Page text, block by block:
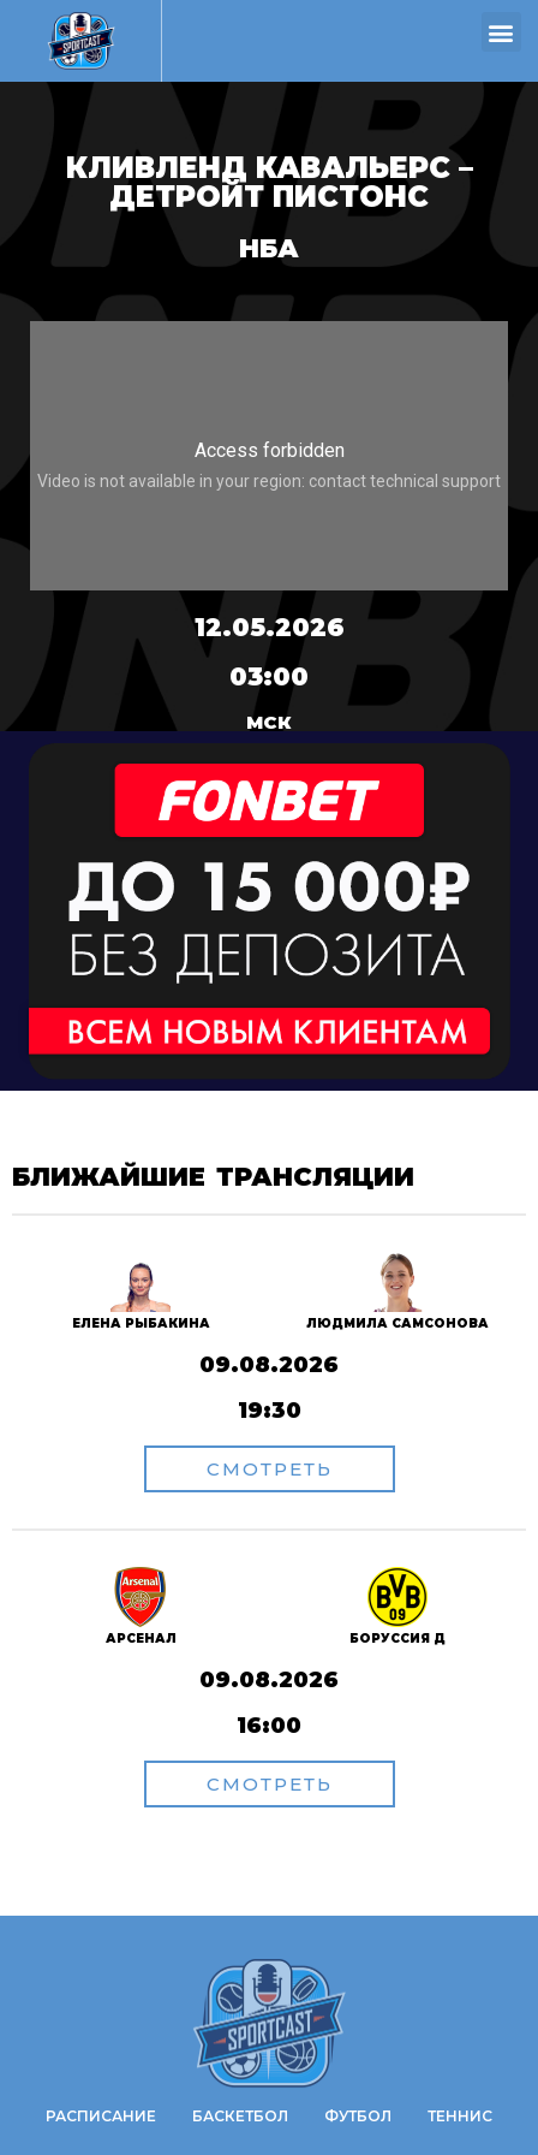
КЛИВЛЕНД КАВАЛЬЕРС –
ДЕТРОЙТ ПИСТОНС
НБА
12.05.2026
03:00
МСК
БЛИЖАЙШИЕ ТРАНСЛЯЦИИ
ЕЛЕНА РЫБАКИНА ЛЮДМИЛА САМСОНОВА
09.08.2026
19:30
СМОТРЕТЬ
АРСЕНАЛ БОРУССИЯ Д
09.08.2026
16:00
СМОТРЕТЬ
РАСПИСАНИЕ БАСКЕТБОЛ ФУТБОЛ ТЕННИС